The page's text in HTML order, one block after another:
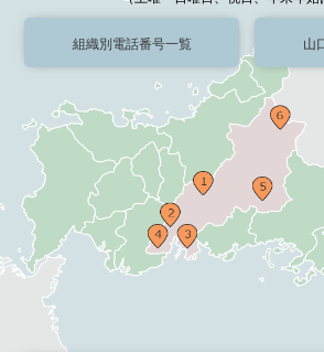
組織別電話番号一覧 山